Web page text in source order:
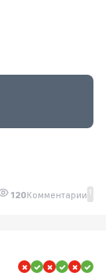
120Комментарии 1